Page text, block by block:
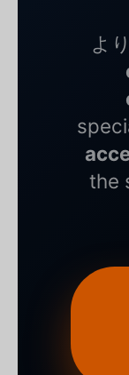
より
the